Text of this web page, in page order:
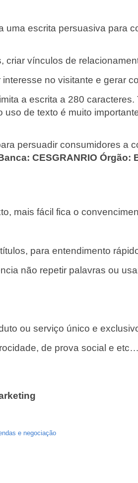
escrita persuasiva para
criar vínculos de
no visitante e gerar
a escrita a 280
de texto é muito
persuadir consumidores a
CESGRANRIO Órgão:
mais fácil fica o
para entendimento
não repetir palavras ou
ou serviço único e
de prova social e
e negociação